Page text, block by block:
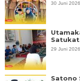
30 Juni
29 Juni
Satono